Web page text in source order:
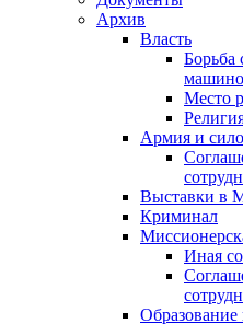
Архив
Власть
Место
Армия и
Выставки в
Криминал
Иная
Образование